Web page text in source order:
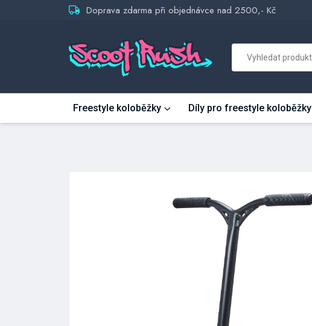
Doprava zdarma při objednávce nad 2500,- Kč
Freestyle koloběžky Díly pro freestyle koloběžky